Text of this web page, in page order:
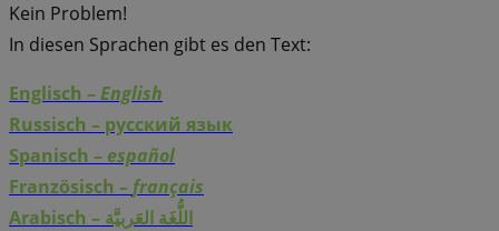
Kein Problem!
In diesen Sprachen gibt es den Text:
Englisch –English
Russisch – русский язык
Spanisch – español
Französisch – français
Arabisch – ‏اللُّغَة العَربيَّة